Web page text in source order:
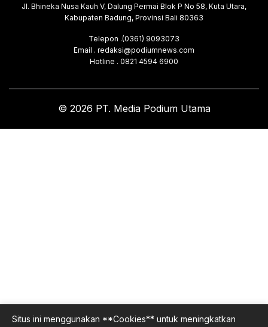
Jl. Bhineka Nusa Kauh V, Dalung Permai Blok P No 58, Kuta Utara,
Kabupaten Badung, Provinsi Bali 80363
Telepon .(0361) 9093073
Email . redaksi@podiumnews.com
Hotline . 0821 4594 6900
© 2026 PT. Media Podium Utama
Situs ini menggunakan **Cookies** untuk meningkatkan